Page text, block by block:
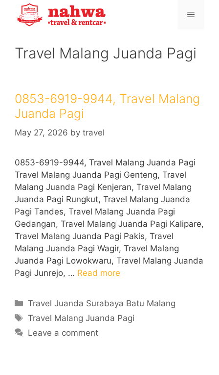
Menu
Travel Malang Juanda Pagi
0853-6919-9944, Travel Malang
Juanda Pagi
May 27, 2026 by travel
0853-6919-9944, Travel Malang Juanda Pagi
Travel Malang Juanda Pagi Genteng, Travel
Malang Juanda Pagi Kenjeran, Travel Malang
Juanda Pagi Rungkut, Travel Malang Juanda
Pagi Tandes, Travel Malang Juanda Pagi
Gedangan, Travel Malang Juanda Pagi Kalipare,
Travel Malang Juanda Pagi Pakis, Travel
Malang Juanda Pagi Wagir, Travel Malang
Juanda Pagi Lowokwaru, Travel Malang Juanda
Pagi Junrejo, … Read more
Categories
Travel Juanda Surabaya Batu Malang
Tags
Travel Malang Juanda Pagi
Leave a comment